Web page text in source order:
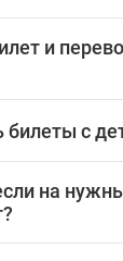
и
билеты с
на